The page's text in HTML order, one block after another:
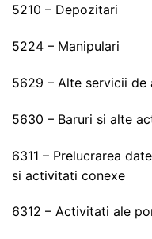
5210 – Depozitari
5224 – Manipulari
5629 – Alte servicii de
5630 – Baruri si alte
6311 – Prelucrarea
si activitati conexe
6312 – Activitati ale